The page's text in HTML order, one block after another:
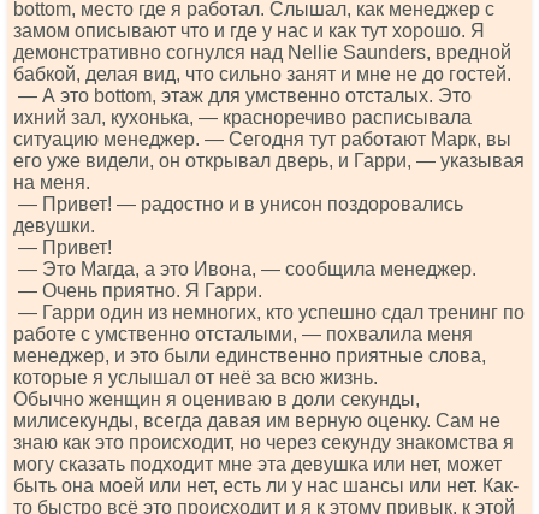
bоttоm, место где я работал. Слышал, как менеджер с
замом описывают что и где у нас и как тут хорошо. Я
демонстративно согнулся над Nеlliе Sаundеrs, вредной
бабкой, делая вид, что сильно занят и мне не до гостей.
— А это bоttоm, этаж для умственно отсталых. Это
ихний зал, кухонька, — красноречиво расписывала
ситуацию менеджер. — Сегодня тут работают Марк, вы
его уже видели, он открывал дверь, и Гарри, — указывая
на меня.
— Привет! — радостно и в унисон поздоровались
девушки.
— Привет!
— Это Магда, а это Ивона, — сообщила менеджер.
— Очень приятно. Я Гарри.
— Гарри один из немногих, кто успешно сдал тренинг по
работе с умственно отсталыми, — похвалила меня
менеджер, и это были единственно приятные слова,
которые я услышал от неё за всю жизнь.
Обычно женщин я оцениваю в доли секунды,
милисекунды, всегда давая им верную оценку. Сам не
знаю как это происходит, но через секунду знакомства я
могу сказать подходит мне эта девушка или нет, может
быть она моей или нет, есть ли у нас шансы или нет. Как-
то быстро всё это происходит и я к этому привык, к этой